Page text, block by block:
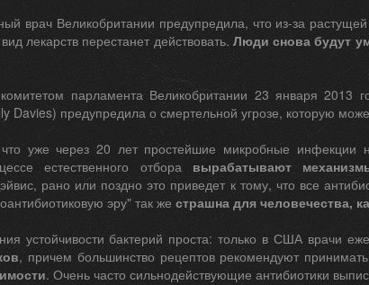
врач Великобритании предупредила, что из-за
лекарств перестанет действовать. Люди снова будут
парламента Великобритании 23 января 2013
Davies) предупредила о смертельной угрозе, которую
уже через 20 лет простейшие микробные
естественного отбора вырабатывают
рано или поздно это приведет к тому, что все
эру" так же страшна для человечества,
устойчивости бактерий проста: только в США врачи
, причем большинство рецептов рекомендуют
. Очень часто сильнодействующие антибиотики